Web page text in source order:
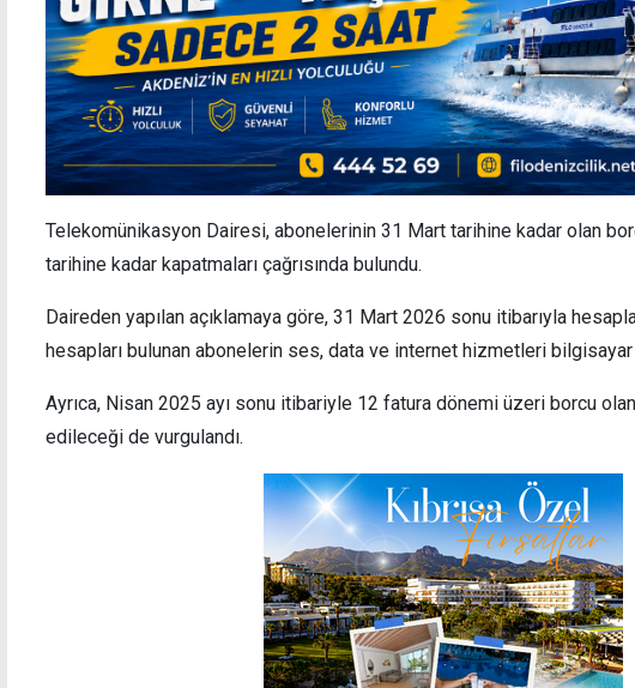
Telekomünikasyon Dairesi, abonelerinin 31 Mart tarihine kadar olan
tarihine kadar kapatmaları çağrısında bulundu.
Daireden yapılan açıklamaya göre, 31 Mart 2026 sonu itibarıyla
hesapları bulunan abonelerin ses, data ve internet hizmetleri bilgisayar
Ayrıca, Nisan 2025 ayı sonu itibariyle 12 fatura dönemi üzeri borcu
edileceği de vurgulandı.
KKTC'de 15
ve beraberlik